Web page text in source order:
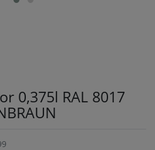
0,375l RAL 8017